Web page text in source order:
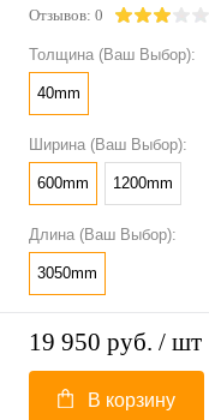
Отзывов: 0
Толщина (Ваш Выбор):
40mm
Ширина (Ваш Выбор):
600mm 1200mm
Длина (Ваш Выбор):
3050mm
19 950 руб. / шт
В корзину